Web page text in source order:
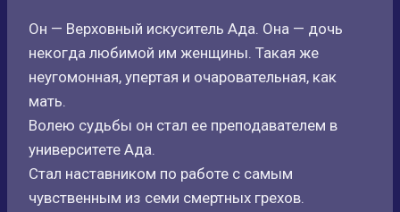
Он — Верховный искуситель Ада. Она — дочь
некогда любимой им женщины. Такая же
неугомонная, упертая и очаровательная, как
мать.
Волею судьбы он стал ее преподавателем в
университете Ада.
Стал наставником по работе с самым
чувственным из семи смертных грехов.